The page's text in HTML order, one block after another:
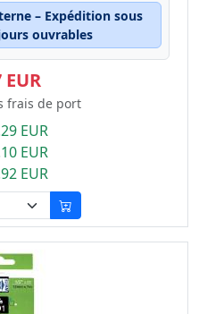
– Expédition sous
ouvrables
EUR
frais de port
EUR
EUR
EUR